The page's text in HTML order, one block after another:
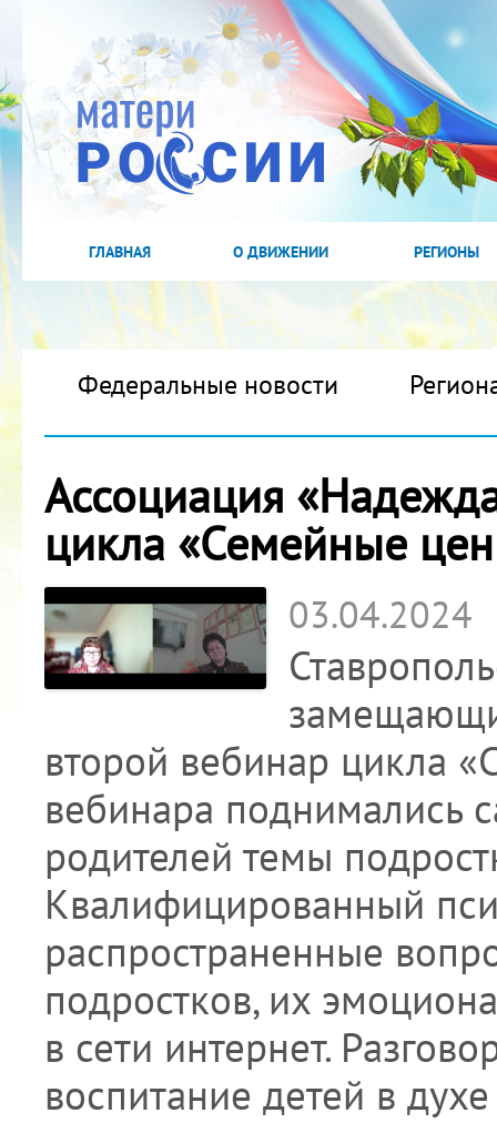
ГЛАВНАЯ О ДВИЖЕНИИ РЕГИОНЫ
Федеральные новости
Ассоциация
цикла «Семейные
03.04.2024
второй вебинар цикла
вебинара поднимались
родителей темы
Квалифицированный
распространенные
подростков, их
в сети интернет.
воспитание детей в